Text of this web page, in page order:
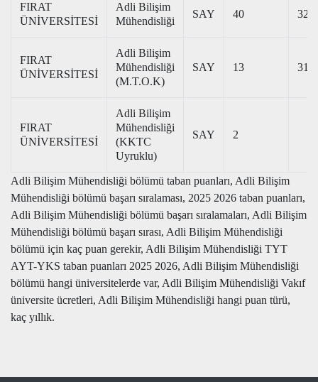
FIRAT
ÜNİVERSİTESİ
Adli Bilişim
Mühendisliği
SAY 40
FIRAT
ÜNİVERSİTESİ
Adli Bilişim
Mühendisliği
(M.T.O.K)
SAY 13
FIRAT
ÜNİVERSİTESİ
Adli Bilişim
Mühendisliği
(KKTC
Uyruklu)
SAY 2
Adli Bilişim Mühendisliği bölümü taban puanları, Adli Bilişim
Mühendisliği bölümü başarı sıralaması, 2025 2026 taban puanları,
Adli Bilişim Mühendisliği bölümü başarı sıralamaları, Adli Bilişim
Mühendisliği bölümü başarı sırası, Adli Bilişim Mühendisliği
bölümü için kaç puan gerekir, Adli Bilişim Mühendisliği TYT
AYT-YKS taban puanları 2025 2026, Adli Bilişim Mühendisliği
bölümü hangi üniversitelerde var, Adli Bilişim Mühendisliği Vakıf
üniversite ücretleri, Adli Bilişim Mühendisliği hangi puan türü,
kaç yıllık.